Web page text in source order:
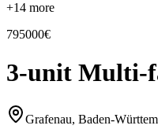
+14 more
795000€
3-unit Multi-
Grafenau, Baden-